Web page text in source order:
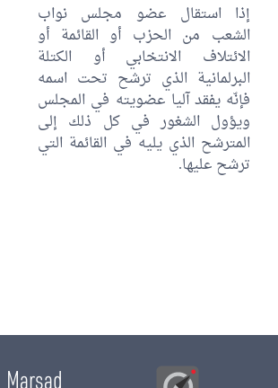
إذا استقال عضو مجلس نواب
الشعب من الحزب أو القائمة أو
الائتلاف الانتخابي أو الكتلة
البرلمانية الذي ترشح تحت اسمه
فإنّه يفقد آليا عضويته في المجلس
ويؤول الشغور في كل ذلك إلى
المترشح الذي يليه في القائمة التي
ترشح عليها.
Marsad